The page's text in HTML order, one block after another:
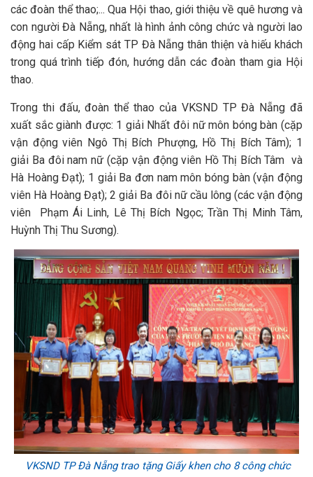
các đoàn thể thao;... Qua Hội thao, giới thiệu về quê hương và
con người Đà Nẵng, nhất là hình ảnh công chức và người lao
động hai cấp Kiểm sát TP Đà Nẵng thân thiện và hiếu khách
trong quá trình tiếp đón, hướng dẫn các đoàn tham gia Hội
thao.
Trong thi đấu, đoàn thể thao của VKSND TP Đà Nẵng đã
xuất sắc giành được: 1 giải Nhất đôi nữ môn bóng bàn (cặp
vận động viên Ngô Thị Bích Phượng, Hồ Thị Bích Tâm); 1
giải Ba đôi nam nữ (cặp vận động viên Hồ Thị Bích Tâm và
Hà Hoàng Đạt); 1 giải Ba đơn nam môn bóng bàn (vận động
viên Hà Hoàng Đạt); 2 giải Ba đôi nữ cầu lông (các vận động
viên Phạm Ái Linh, Lê Thị Bích Ngọc; Trần Thị Minh Tâm,
Huỳnh Thị Thu Sương).
VKSND TP Đà Nẵng trao tặng Giấy khen cho 8 công chức